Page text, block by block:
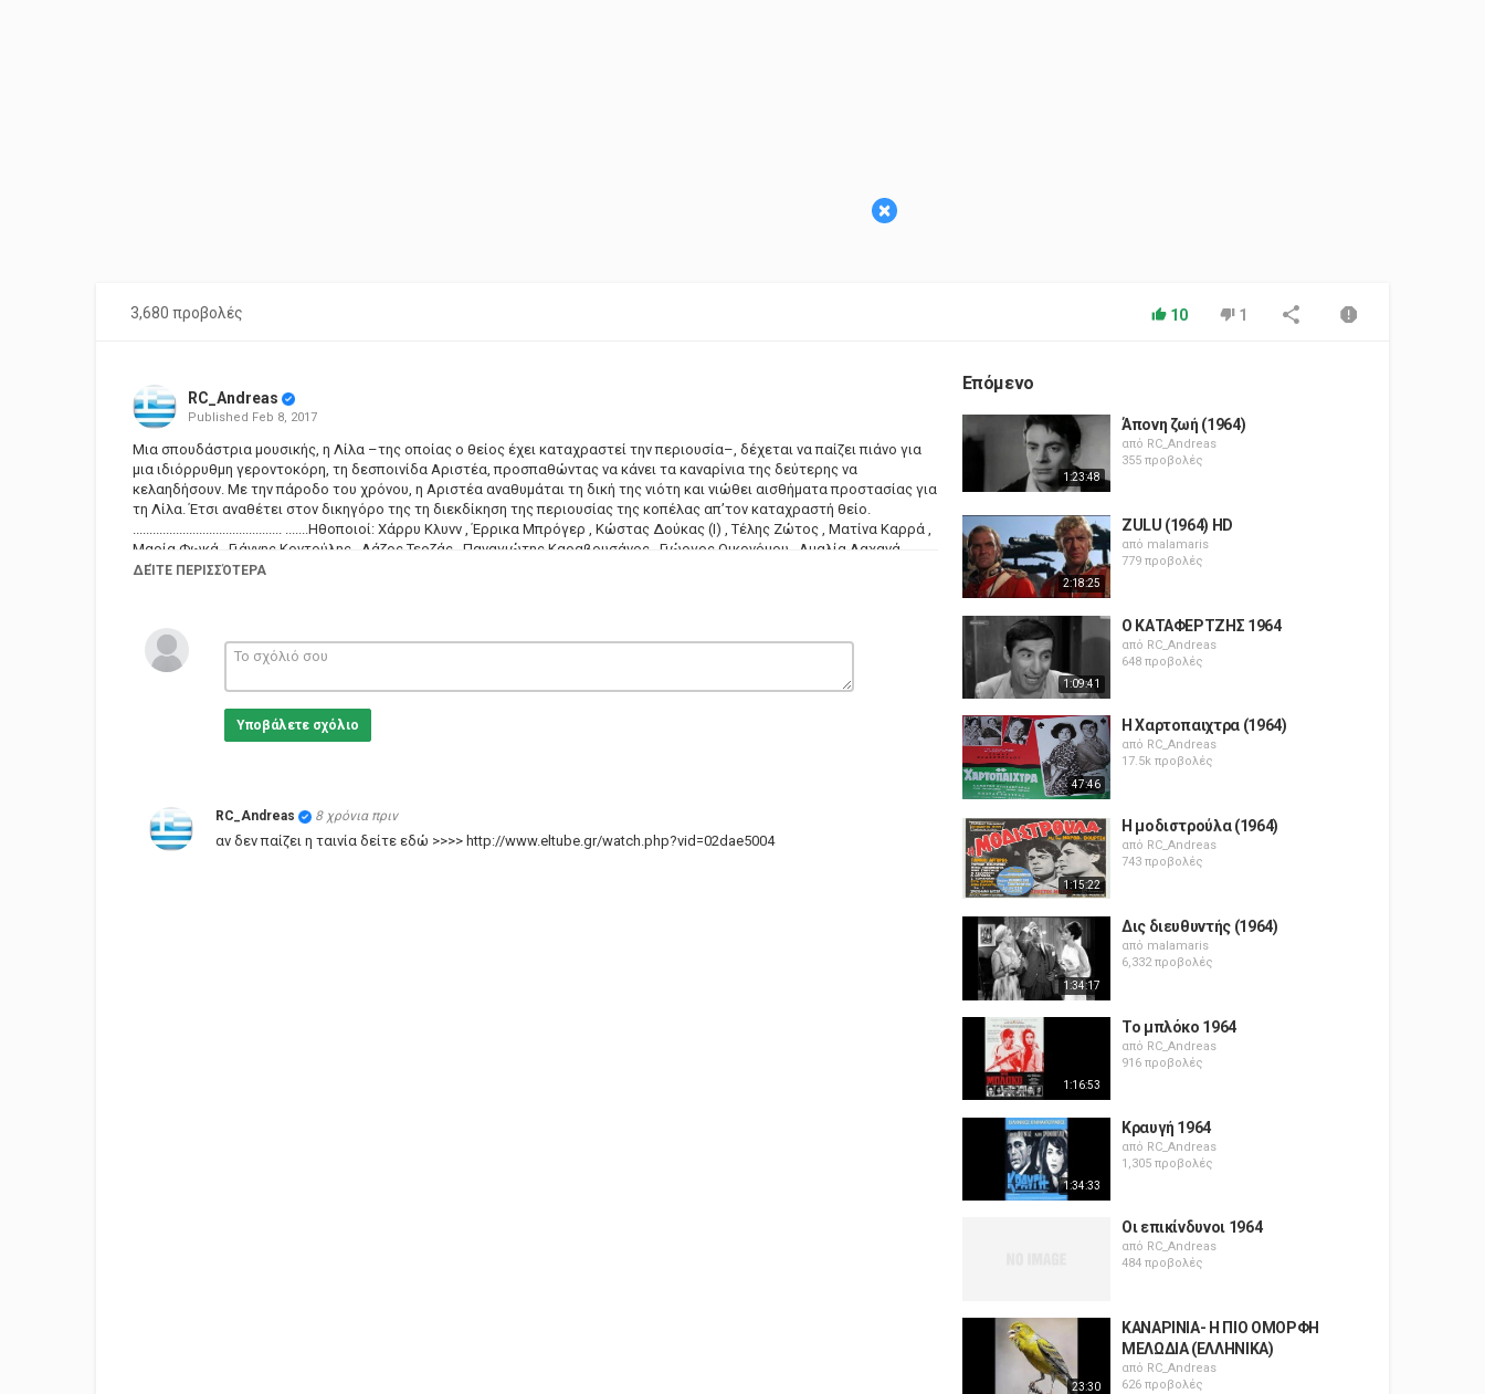
×
3,680 προβολές 10 1
RC_Andreas
Published Feb 8, 2017
Μια σπουδάστρια μουσικής, η Λίλα –της οποίας ο θείος έχει καταχραστεί την περιουσία–, δέχεται να παίζει πιάνο για
μια ιδιόρρυθμη γεροντοκόρη, τη δεσποινίδα Αριστέα, προσπαθώντας να κάνει τα καναρίνια της δεύτερης να
κελαηδήσουν. Με την πάροδο του χρόνου, η Αριστέα αναθυμάται τη δική της νιότη και νιώθει αισθήματα προστασίας για
τη Λίλα. Έτσι αναθέτει στον δικηγόρο της τη διεκδίκηση της περιουσίας της κοπέλας απ’τον καταχραστή θείο.
............................................. .......Ηθοποιοί: Χάρρυ Κλυνν , Έρρικα Μπρόγερ , Κώστας Δούκας (I) , Τέλης Ζώτος , Ματίνα Καρρά ,
Μαρία Φωκά , Γιάννης Κοντούλης , Λάζος Τερζάς , Παναγιώτης Καραβουσάνος , Γιώργος Οικονόμου , Αμαλία Λαχανά ,
Ελένη Χαλκούση , Φώτης Μεταξόπουλος (χορευτής) , Βίκυ Τζινιέρη (χορεύτρια) ............................................. .......Σκηνοθεσία:
Κατηγορίες
Ετικέτες
ταινία
ΔΕΊΤΕ ΠΕΡΙΣΣΌΤΕΡΑ
Υποβάλετε σχόλιο
RC_Andreas 8 χρόνια πριν
αν δεν παίζει η ταινία δείτε εδώ >>>> http://www.eltube.gr/watch.php?vid=02dae5004
Επόμενο
1:23:48
Άπονη ζωή (1964)
από RC_Andreas
355 προβολές
2:18:25
ZULU (1964) HD
από malamaris
779 προβολές
1:09:41
Ο ΚΑΤΑΦΕΡΤΖΗΣ 1964
από RC_Andreas
648 προβολές
47:46
Η Χαρτοπαιχτρα (1964)
από RC_Andreas
17.5k προβολές
1:15:22
Η μοδιστρούλα (1964)
από RC_Andreas
743 προβολές
1:34:17
Δις διευθυντής (1964)
από malamaris
6,332 προβολές
1:16:53
Το μπλόκο 1964
από RC_Andreas
916 προβολές
1:34:33
Κραυγή 1964
από RC_Andreas
1,305 προβολές
Οι επικίνδυνοι 1964
από RC_Andreas
484 προβολές
23:30
ΚΑΝΑΡΙΝΙΑ- Η ΠΙΟ ΟΜΟΡΦΗ
ΜΕΛΩΔΙΑ (ΕΛΛΗΝΙΚΑ)
από RC_Andreas
626 προβολές